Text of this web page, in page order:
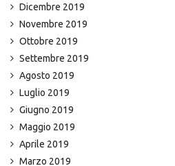
Dicembre 2019
Novembre 2019
Ottobre 2019
Settembre 2019
Agosto 2019
Luglio 2019
Giugno 2019
Maggio 2019
Aprile 2019
Marzo 2019